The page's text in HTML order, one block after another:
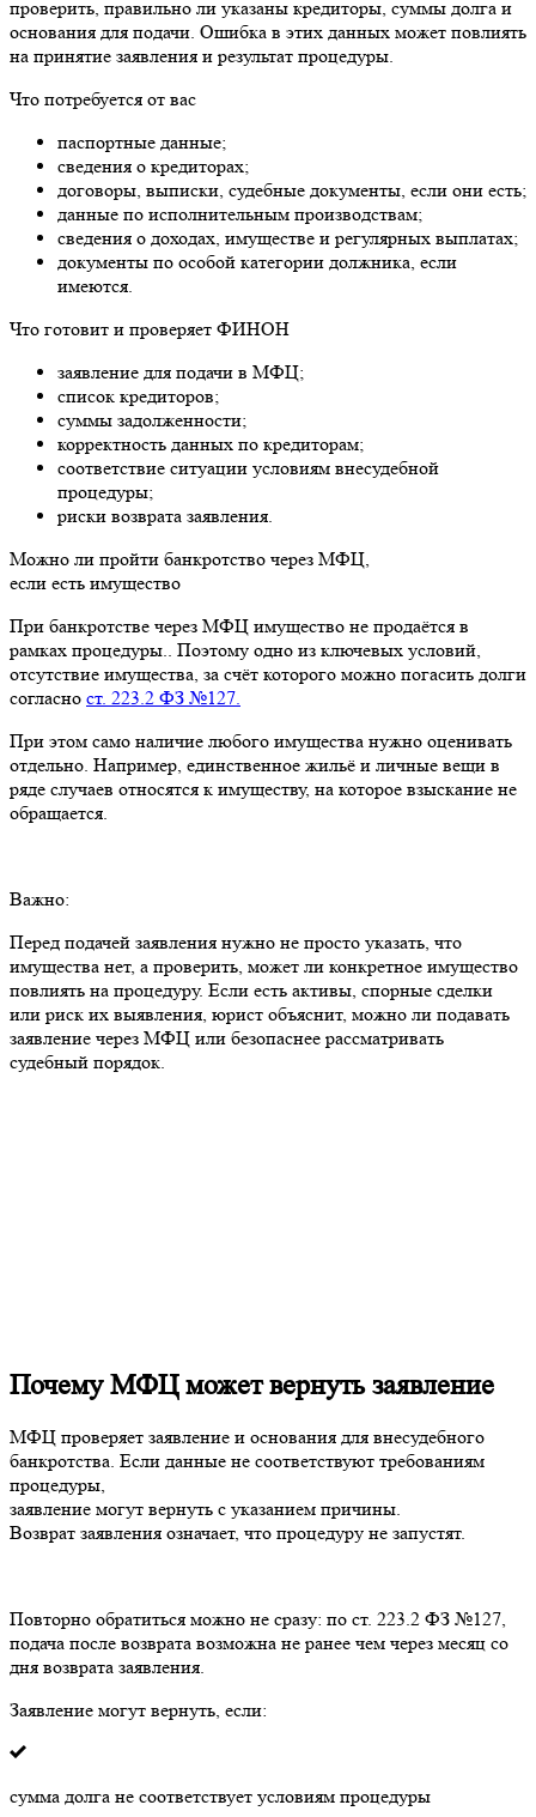
проверить, правильно ли указаны кредиторы, суммы долга и
основания для подачи. Ошибка в этих данных может повлиять
на принятие заявления и результат процедуры.
Что потребуется от вас
паспортные данные;
сведения о кредиторах;
договоры, выписки, судебные документы, если они есть;
данные по исполнительным производствам;
сведения о доходах, имуществе и регулярных выплатах;
документы по особой категории должника, если
имеются.
Что готовит и проверяет ФИНОН
заявление для подачи в МФЦ;
список кредиторов;
суммы задолженности;
корректность данных по кредиторам;
соответствие ситуации условиям внесудебной
процедуры;
риски возврата заявления.
Можно ли пройти банкротство через МФЦ,
если есть имущество
При банкротстве через МФЦ имущество не продаётся в
рамках процедуры.. Поэтому одно из ключевых условий,
отсутствие имущества, за счёт которого можно погасить долги
согласно ст. 223.2 ФЗ №127.
При этом само наличие любого имущества нужно оценивать
отдельно. Например, единственное жильё и личные вещи в
ряде случаев относятся к имуществу, на которое взыскание не
обращается.
Важно:
Перед подачей заявления нужно не просто указать, что
имущества нет, а проверить, может ли конкретное имущество
повлиять на процедуру. Если есть активы, спорные сделки
или риск их выявления, юрист объяснит, можно ли подавать
заявление через МФЦ или безопаснее рассматривать
судебный порядок.
Почему МФЦ может вернуть заявление
МФЦ проверяет заявление и основания для внесудебного
банкротства. Если данные не соответствуют требованиям
процедуры,
заявление могут вернуть с указанием причины.
Возврат заявления означает, что процедуру не запустят.
Повторно обратиться можно не сразу: по ст. 223.2 ФЗ №127,
подача после возврата возможна не ранее чем через месяц со
дня возврата заявления.
Заявление могут вернуть, если:
сумма долга не соответствует условиям процедуры